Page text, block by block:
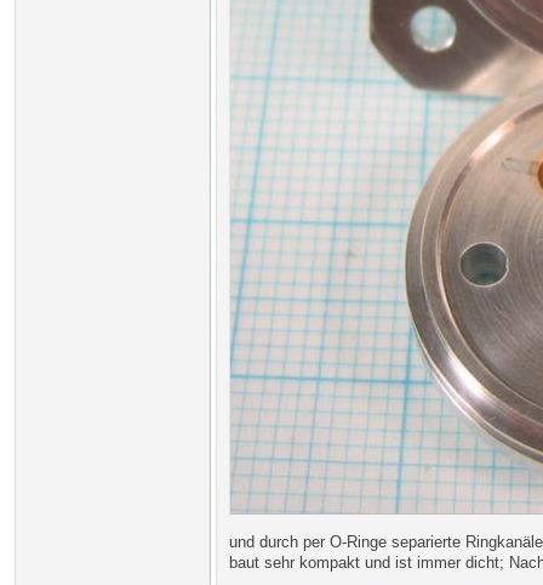
und durch per O-Ringe separierte
baut sehr kompakt und ist immer dicht;